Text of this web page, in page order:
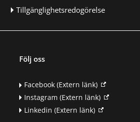
Tillgänglighetsredogörelse
Följ oss
Facebook (Extern länk)
Instagram (Extern länk)
Linkedin (Extern länk)